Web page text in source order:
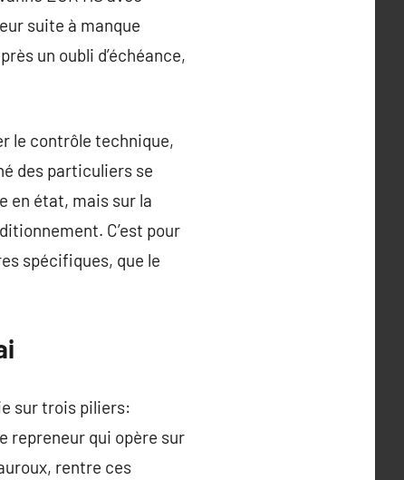
suite à manque
un oubli d’échéance,
le contrôle technique,
des particuliers se
en état, mais sur la
C’est pour
spécifiques, que le
sur trois piliers:
repreneur qui opère sur
rentre ces